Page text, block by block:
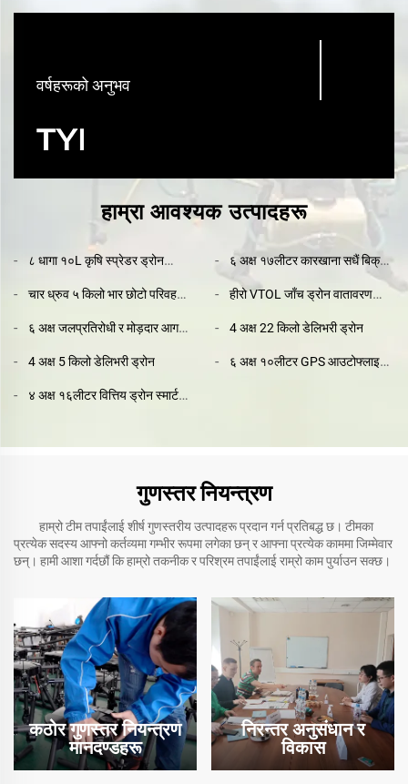
वर्षहरूको अनुभव
हाम्रा आवश्यक उत्पादहरू
८ धागा १०L कृषि स्प्रेडर ड्रोन
६ अक्ष १७लीटर कारखाना सधैं बिक्री
कृषि ड्रोन ४के कैमरा र GPS सहित
चार ध्रुव ५ किलो भार छोटो परिवहन
हीरो VTOL जाँच ड्रोन वातावरण
र लगाभग निश्चित पंख
६ अक्ष जलप्रतिरोधी र मोड़दार आग
4 अक्ष 22 किलो डेलिभरी ड्रोन
4 अक्ष 5 किलो डेलिभरी ड्रोन
६ अक्ष १०लीटर GPS आउटोफ्लाइट
४ अक्ष १६लीटर वित्तिय ड्रोन स्मार्ट
गुणस्तर नियन्त्रण
हाम्रो टीम तपाईंलाई शीर्ष गुणस्तरीय उत्पादहरू प्रदान गर्न प्रतिबद्ध छ। टीमका
प्रत्येक सदस्य आफ्नो कर्तव्यमा गम्भीर रूपमा लगेका छन् र आफ्ना प्रत्येक काममा जिम्मेवार
छन्। हामी आशा गर्दछौं कि हाम्रो तकनीक र परिश्रम तपाईंलाई राम्रो काम पुर्याउन सक्छ।
कठोर गुणस्तर नियन्त्रण
मानदण्डहरू
निरन्तर अनुसंधान र
विकास